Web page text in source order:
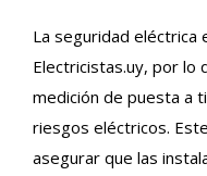
La seguridad eléctrica
Electricistas.uy, por lo
medición de puesta a
riesgos eléctricos.
asegurar que las